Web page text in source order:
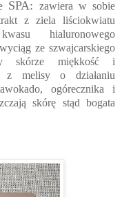
SPA:zawiera w sobie
z ziela liściokwiatu
hialuronowego
ze szwajcarskiego
skórze miękkość i
z melisy o działaniu
ogórecznika i
skórę stąd bogata